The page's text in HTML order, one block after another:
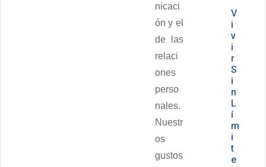
nicaci
ón y el
de las
relaci
ones
perso
nales.
Nuestr
os
gustos
V
i
v
i
r
S
i
n
L
í
m
i
t
e